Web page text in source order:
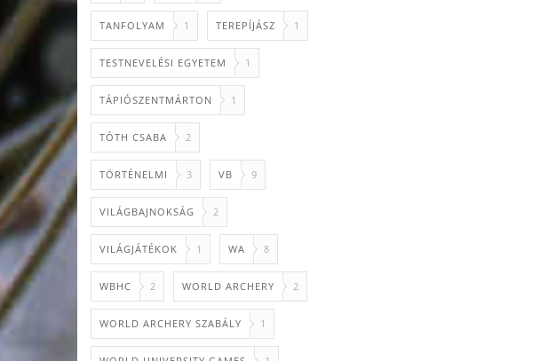
TANFOLYAM 1 TEREPÍJÁSZ 1
TESTNEVELÉSI EGYETEM 1
TÁPIÓSZENTMÁRTON 1
TÓTH CSABA 2
TÖRTÉNELMI 3 VB 9
VILÁGBAJNOKSÁG 2
VILÁGJÁTÉKOK 1 WA 8
WBHC 2 WORLD ARCHERY 2
WORLD ARCHERY SZABÁLY 1